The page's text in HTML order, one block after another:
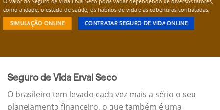
como a idade, o estado de saúde, os hábitos de vida e as coberturas contratadas.
SIMULAÇÃO ONLINE CONTRATAR SEGURO DE VIDA ONLINE
Seguro de Vida Erval Seco
O brasileiro tem levado cada vez mais a sério o seu
planejamento financeiro, o que também é uma